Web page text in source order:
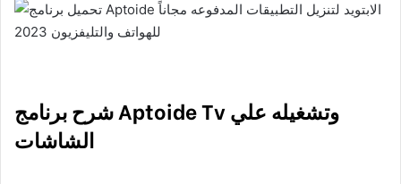
شرح برنامج Aptoide Tv وتشغيله علي
الشاشات